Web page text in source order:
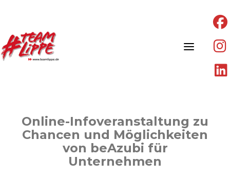
Online-Infoveranstaltung zu
Chancen und Möglichkeiten
von beAzubi für
Unternehmen